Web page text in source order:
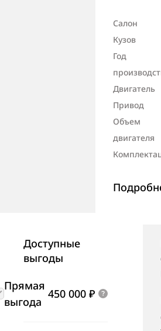
Салон
Кузов
Год
Двигатель
Привод
Объем
двигателя
Доступные
выгоды
450 000 ₽
Прямая
выгода